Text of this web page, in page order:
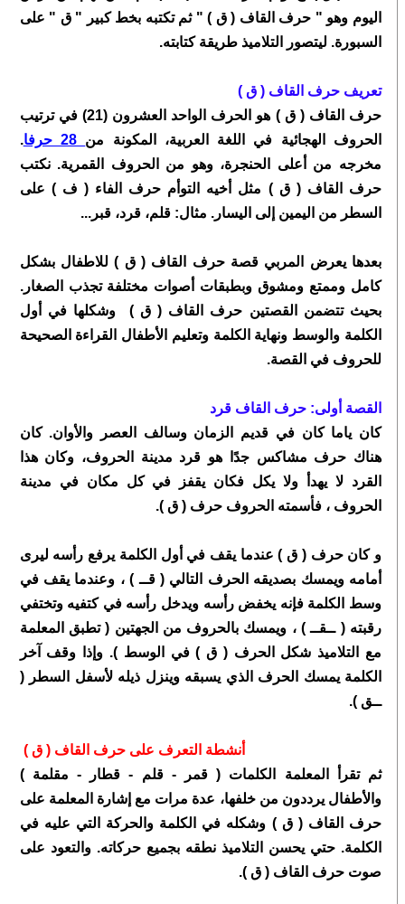
اليوم وهو " حرف القاف ( ق ) " ثم تكتبه بخط كبير " ق " على
السبورة. ليتصور التلاميذ طريقة كتابته.
تعريف حرف القاف ( ق )
حرف القاف ( ق ) هو الحرف الواحد العشرون (21) في ترتيب
الحروف الهجائية في اللغة العربية، المكونة من 28 حرفا
.
مخرجه من أعلى الحنجرة، وهو من الحروف القمرية. نكتب
حرف القاف ( ق ) مثل أخيه التوأم حرف الفاء ( ف ) على
السطر من اليمين إلى اليسار. مثال: قلم، قرد، قبر...
بعدها يعرض المربي قصة حرف القاف ( ق ) للاطفال بشكل
كامل وممتع ومشوق وبطبقات أصوات مختلفة تجذب الصغار.
بحيث تتضمن القصتين حرف القاف ( ق ) وشكلها في أول
الكلمة والوسط ونهاية الكلمة وتعليم الأطفال القراءة الصحيحة
للحروف في القصة.
القصة أولى: حرف القاف قرد
كان ياما كان في قديم الزمان وسالف العصر والأوان. كان
هناك حرف مشاكس جدًا هو قرد مدينة الحروف، وكان هذا
القرد لا يهدأ ولا يكل فكان يقفز في كل مكان في مدينة
الحروف ، فأسمته الحروف حرف ( ق ).
و كان حرف ( ق ) عندما يقف في أول الكلمة يرفع رأسه ليرى
أمامه ويمسك بصديقه الحرف التالي ( قــ ) ، وعندما يقف في
وسط الكلمة فإنه يخفض رأسه ويدخل رأسه في كتفيه وتختفي
رقبته ( ــقــ ) ، ويمسك بالحروف من الجهتين ( تطبق المعلمة
مع التلاميذ شكل الحرف ( ق ) في الوسط ). وإذا وقف آخر
الكلمة يمسك الحرف الذي يسبقه وينزل ذيله لأسفل السطر (
ــق ).
أنشطة التعرف على حرف القاف ( ق )
ثم تقرأ المعلمة الكلمات ( قمر - قلم - قطار - مقلمة )
والأطفال يرددون من خلفها، عدة مرات مع إشارة المعلمة على
حرف القاف ( ق ) وشكله في الكلمة والحركة التي عليه في
الكلمة. حتي يحسن التلاميذ نطقه بجميع حركاته. والتعود على
صوت حرف القاف ( ق ).